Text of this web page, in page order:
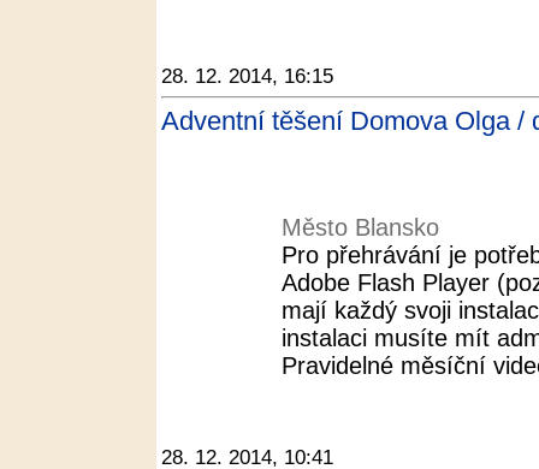
28. 12. 2014, 16:15
Adventní těšení Domova Olga /
Město Blansko
Pro přehrávání je
Adobe Flash Player
mají každý svoji
instalaci musíte mít
Pravidelné měsíční
28. 12. 2014, 10:41